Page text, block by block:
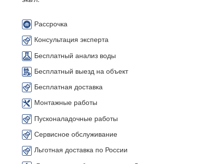
Рассрочка
Консультация эксперта
Бесплатный анализ воды
Бесплатный выезд на объект
Бесплатная доставка
Монтажные работы
Пусконаладочные работы
Сервисное обслуживание
Льготная доставка по России